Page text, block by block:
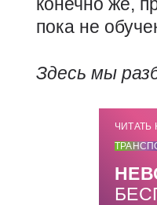
пока не
Здесь мы
ЧИТАТЬ